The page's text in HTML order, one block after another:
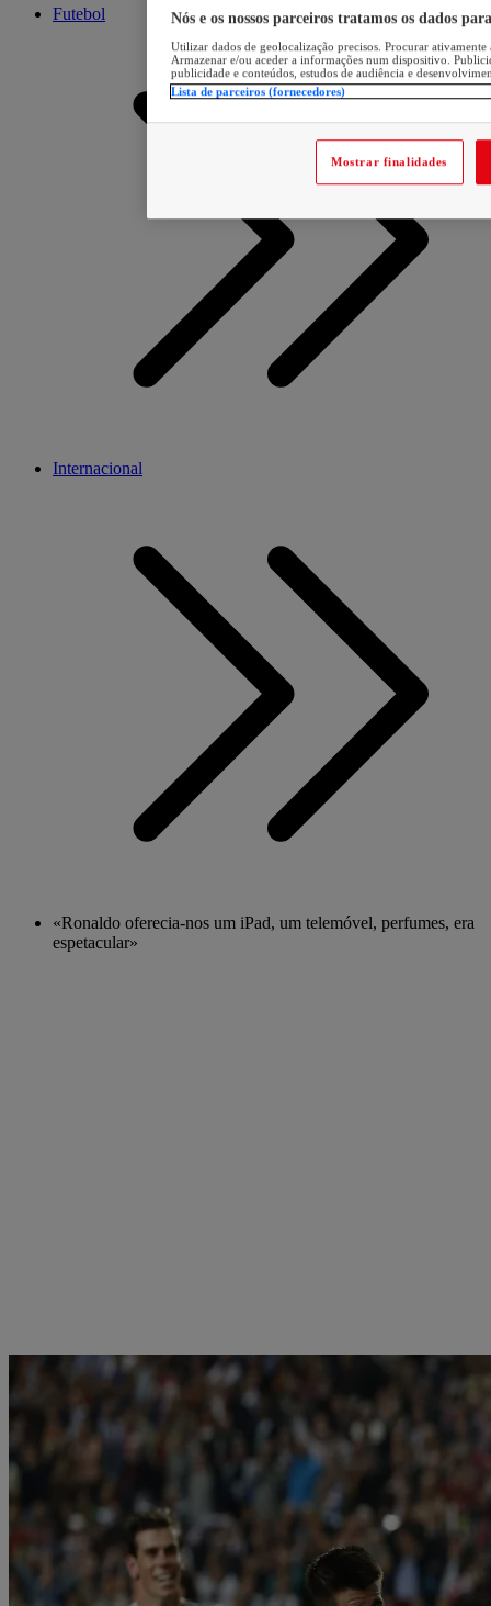
Futebol
Internacional
«Ronaldo oferecia-nos um iPad, um telemóvel, perfumes, era
espetacular»
Nós e os nossos parceiros tratamos os dados
Utilizar dados de geolocalização precisos. Procurar
Armazenar e/ou aceder a informações num dispositivo.
publicidade e conteúdos, estudos de audiência e
Lista de parceiros (fornecedores)
Mostrar finalidades